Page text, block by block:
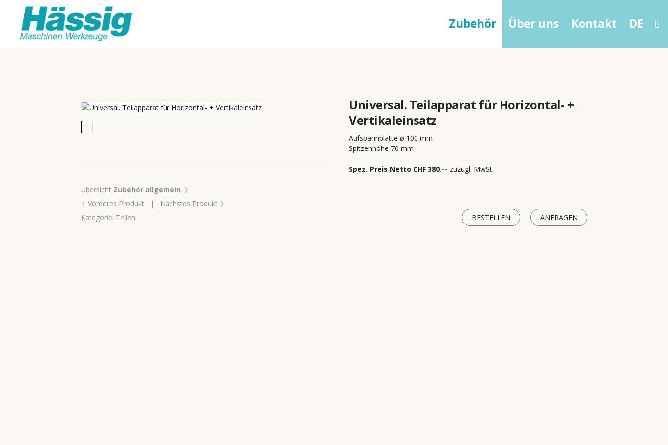
Zubehör Über uns Kontakt DE
Übersicht Zubehör allgemein ›
‹ Vorderes Produkt | Nächstes Produkt ›
Kategorie: Teilen
Universal. Teilapparat für Horizontal- +
Vertikaleinsatz
Aufspannplatte ø 100 mm
Spitzenhöhe 70 mm
Spez. Preis Netto CHF 380.-- zuzügl. MwSt.
BESTELLEN ANFRAGEN